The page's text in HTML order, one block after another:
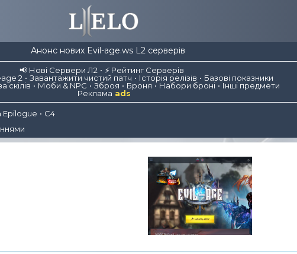
Анонс нових Evil-age.ws L2 серверів
📢 Нові Сервери Л2
⚡ Рейтинг Серверів
2
Завантажити чистий патч Історія релізів
Базові показники
скілів Моби & NPC Зброя Броня Набори броні
Інші предмети
Реклама ads
Epilogue
C4